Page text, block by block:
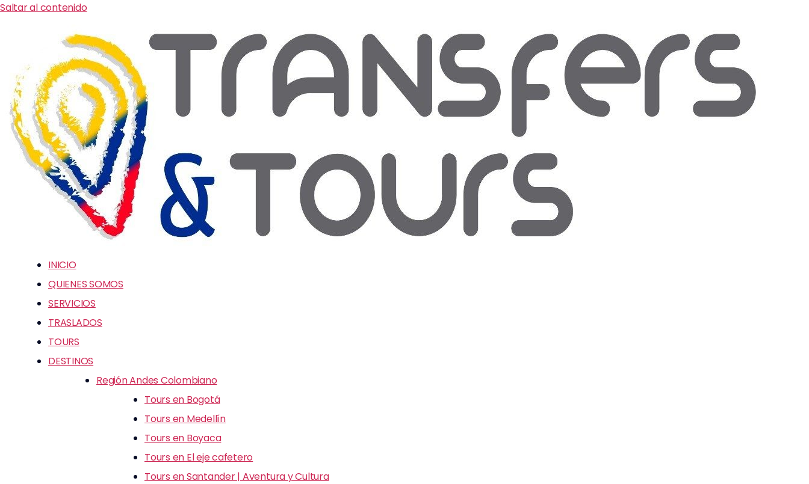
Saltar al contenido
INICIO
QUIENES SOMOS
SERVICIOS
TRASLADOS
TOURS
DESTINOS
Región Andes Colombiano
Tours en Bogotá
Tours en Medellín
Tours en Boyaca
Tours en El eje cafetero
Tours en Santander | Aventura y Cultura